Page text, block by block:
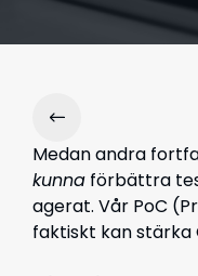
Medan andra
kunna förbättra
agerat. Vår PoC
faktiskt kan stärka